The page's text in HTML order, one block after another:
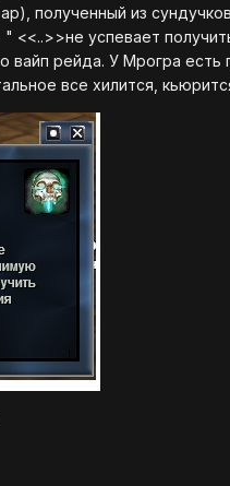
полученный из
<<..>>не успевает
рейда. У Мрогра
все хилится,